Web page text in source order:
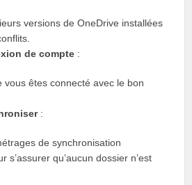
versions de OneDrive installées
de compte :
vous êtes connecté avec le bon
:
de synchronisation
s’assurer qu’aucun dossier n’est